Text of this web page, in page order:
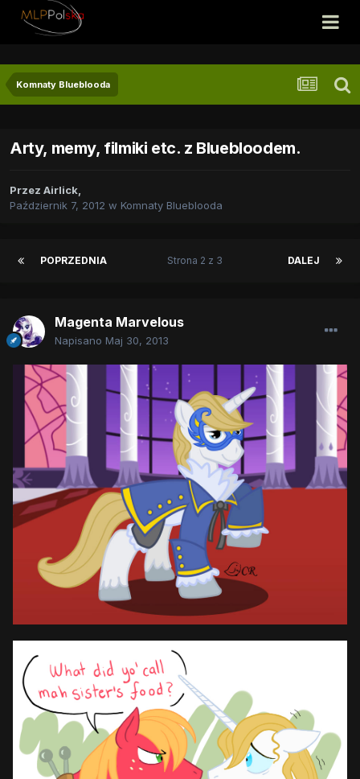
Komnaty Blueblooda
Arty, memy, filmiki etc. z Bluebloodem.
Przez Airlick,
Październik 7, 2012 w Komnaty Blueblooda
POPRZEDNIA DALEJ
Strona 2 z 3
Magenta Marvelous
Napisano Maj 30, 2013